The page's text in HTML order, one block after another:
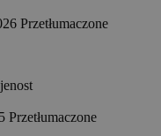
Przetłumaczone
Przetłumaczone